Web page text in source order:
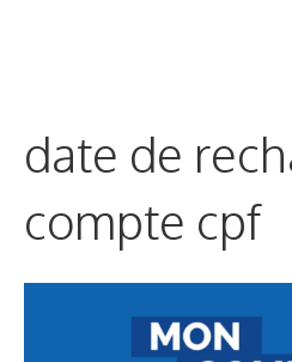
date de
compte cpf